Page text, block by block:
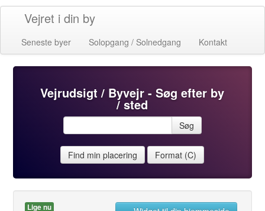
Vejret i din by
Seneste byer Solopgang / Solnedgang Kontakt
Vejrudsigt / Byvejr - Søg efter by
/ sted
Søg
Find min placering Format (C)
Lige nu